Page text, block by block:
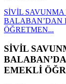
SİVİL
BALABAN’DAN
ÖĞRETMEN...
SİVİL
EMEKLİ